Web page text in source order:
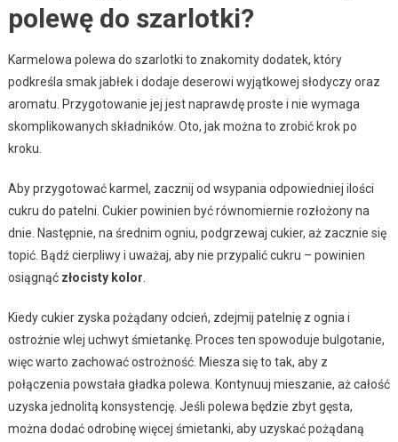
polewę do szarlotki?
Karmelowa polewa do szarlotki to znakomity dodatek, który
podkreśla smak jabłek i dodaje deserowi wyjątkowej słodyczy oraz
aromatu. Przygotowanie jej jest naprawdę proste i nie wymaga
skomplikowanych składników. Oto, jak można to zrobić krok po
kroku.
Aby przygotować karmel, zacznij od wsypania odpowiedniej ilości
cukru do patelni. Cukier powinien być równomiernie rozłożony na
dnie. Następnie, na średnim ogniu, podgrzewaj cukier, aż zacznie się
topić. Bądź cierpliwy i uważaj, aby nie przypalić cukru – powinien
osiągnąć złocisty kolor
Kiedy cukier zyska pożądany odcień, zdejmij patelnię z ognia i
ostrożnie wlej uchwyt śmietankę. Proces ten spowoduje bulgotanie,
więc warto zachować ostrożność. Miesza się to tak, aby z
połączenia powstała gładka polewa. Kontynuuj mieszanie, aż całość
uzyska jednolitą konsystencję. Jeśli polewa będzie zbyt gęsta,
można dodać odrobinę więcej śmietanki, aby uzyskać pożądaną